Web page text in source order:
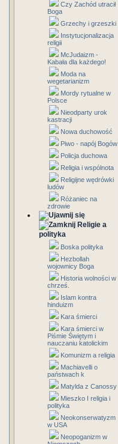
Czy Zachód utracił
Boga
Grzechy i grzeszki
Instytucjonalizacja
religii
McJudaizm -
Kabała dla każdego!
Moda na
wegetarianizm
Mordy rytualne w
Polsce
Nieodparty urok
kastracji
Nowa duchowość
Piwo - napój Bogów
Policja duchowa
Religia i wspólnota
Religijne wędrówki
ludów
Różaniec na
zdrowie
Religie a
polityka
Boska polityka
Hezbollah
wojownicy Boga
Historia wolności w
chrześ.
Islam kontra
hinduizm
Kara śmierci
Kara śmierci w
Piśmie Świętym i
nauczaniu katolickim
Komunizm a religia
Machiavelli o
państwach k
Matylda z Canossy
Mieszko I religia i
polityka
Neokonserwatyzm
w USA
Neopoganizm w